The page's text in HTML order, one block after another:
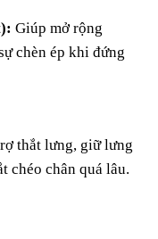
Giúp mở rộng
chèn ép khi đứng
thắt lưng, giữ lưng
chéo chân quá lâu.